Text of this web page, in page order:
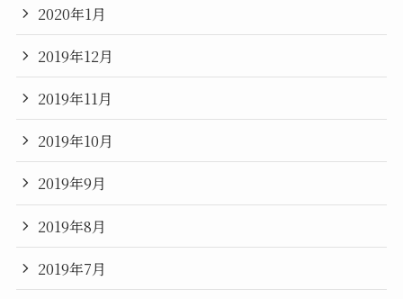
2020年1月
2019年12月
2019年11月
2019年10月
2019年9月
2019年8月
2019年7月